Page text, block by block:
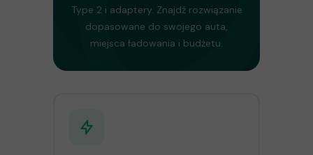
Type 2 i adaptery. Znajdź rozwiązanie
dopasowane do swojego auta,
miejsca ładowania i budżetu.